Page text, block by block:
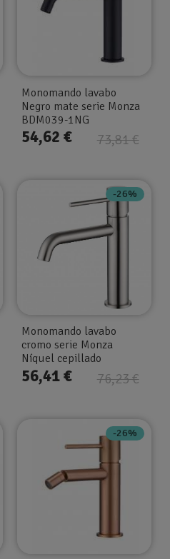
Monomando lavabo
Negro mate serie Monza
BDM039-1NG
73,81 €
54,62 €
-26%
Monomando lavabo
cromo serie Monza
Níquel cepillado
BDM039-1NQ
76,23 €
56,41 €
-26%